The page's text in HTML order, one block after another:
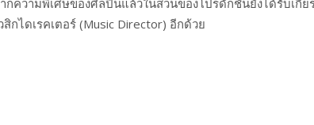
กไดเรคเตอร์ (Music Director) อีกด้วย